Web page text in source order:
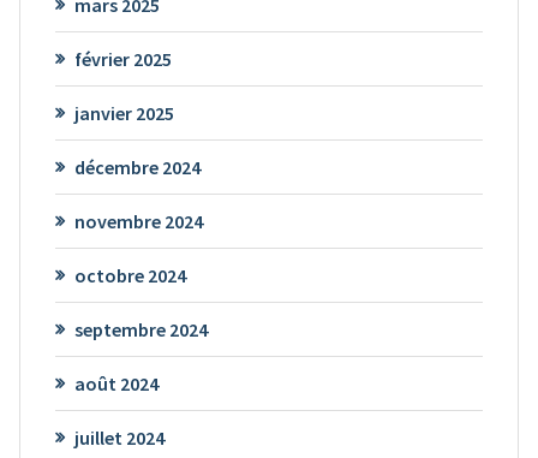
mars 2025
février 2025
janvier 2025
décembre 2024
novembre 2024
octobre 2024
septembre 2024
août 2024
juillet 2024